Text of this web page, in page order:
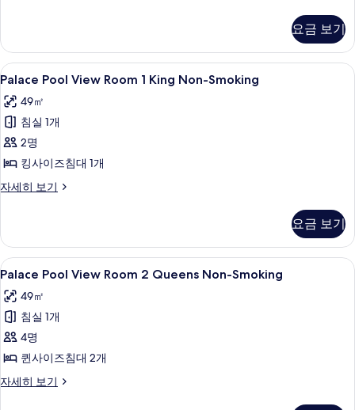
모
두
보
기
Smoking,
Mobility
Tub
세
히
보
기
요금 보기
Palace
Pool
View
Room
1
King
Non-
Smoking
진
모
두
보
기
필로우탑 침대, 객실 내 금고, 책상, 암
4
Palace Pool View Room 1 King Non-Smoking
49㎡
침실 1개
2명
킹사이즈침대 1개
자세히 보기
Palace
1
King
Non-
자
세
히
보
기
요금 보기
Palace
Pool
View
Room
2
Queens
Non-
Smoking
필로우탑 침대, 객실 내 금고, 책상, 암
4
Palace Pool View Room 2 Queens Non-Smoking
49㎡
침실 1개
4명
퀸사이즈침대 2개
자세히 보기
Palace